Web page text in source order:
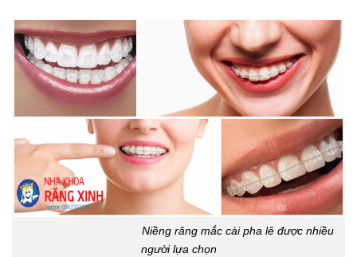
Niềng răng mắc cài pha lê được nhiều
người lựa chọn